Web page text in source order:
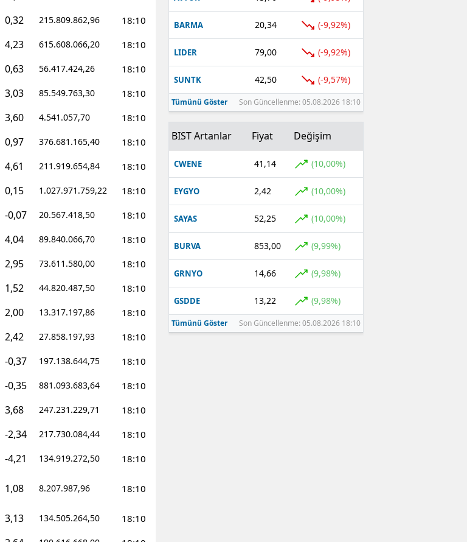
0,32 215.809.862,96 18:10
4,23 615.608.066,20 18:10
0,63 56.417.424,26 18:10
3,03 85.549.763,30 18:10
3,60 4.541.057,70 18:10
0,97 376.681.165,40 18:10
4,61 211.919.654,84 18:10
0,15 1.027.971.759,22 18:10
-0,07 20.567.418,50 18:10
4,04 89.840.066,70 18:10
2,95 73.611.580,00 18:10
1,52 44.820.487,50 18:10
2,00 13.317.197,86 18:10
2,42 27.858.197,93 18:10
-0,37 197.138.644,75 18:10
-0,35 881.093.683,64 18:10
3,68 247.231.229,71 18:10
-2,34 217.730.084,44 18:10
-4,21 134.919.272,50 18:10
1,08 8.207.987,96 18:10
3,13 134.505.264,50 18:10
BARMA 20,34 (-9,92%)
LIDER 79,00 (-9,92%)
SUNTK 42,50 (-9,57%)
Tümünü Göster Son Güncellenme: 05.08.2026 18:10
BIST Artanlar Fiyat Değişim
CWENE 41,14 (10,00%)
EYGYO 2,42 (10,00%)
SAYAS 52,25 (10,00%)
BURVA 853,00 (9,99%)
GRNYO 14,66 (9,98%)
GSDDE 13,22 (9,98%)
Tümünü Göster Son Güncellenme: 05.08.2026 18:10